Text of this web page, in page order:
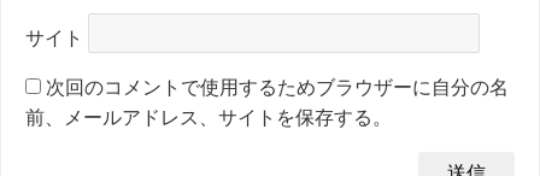
サイト
次回のコメントで使用するためブラウザーに自分の名
前、メールアドレス、サイトを保存する。